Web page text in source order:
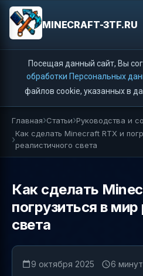
MINECRAFT-3TF.RU
Посещая данный сайт, Вы
обработки Персональных
файлов cookie, указанных в
Главная Статьи Руководства и
Как сделать Minecraft RTX и
реалистичного света
Как сделать
погрузиться в
света
9 октября 2025 6 минут